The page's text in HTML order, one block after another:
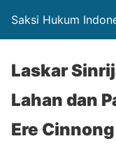
Saksi Hukum
Laskar
Lahan dan
Ere